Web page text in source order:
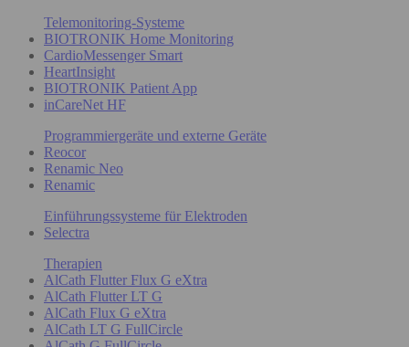
Telemonitoring-Systeme
BIOTRONIK Home Monitoring
CardioMessenger Smart
HeartInsight
BIOTRONIK Patient App
inCareNet HF
Programmiergeräte und externe Geräte
Reocor
Renamic Neo
Renamic
Einführungssysteme für Elektroden
Selectra
Therapien
AlCath Flutter Flux G eXtra
AlCath Flutter LT G
AlCath Flux G eXtra
AlCath LT G FullCircle